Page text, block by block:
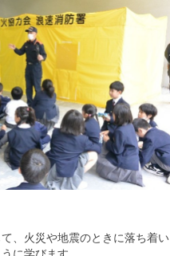
、火災や地震のときに落ち着い